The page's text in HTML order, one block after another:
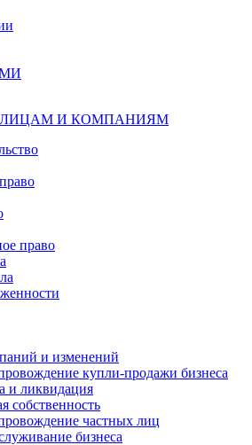
И КОМПАНИЯМ
право
и изменений
купли-продажи бизнеса
и ликвидация
собственность
частных лиц
бизнеса